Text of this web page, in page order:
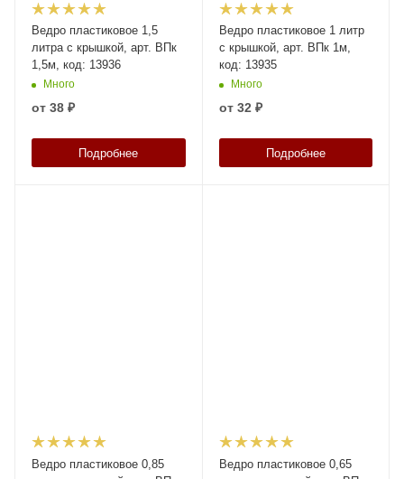
Ведро пластиковое 1,5
литра с крышкой, арт. ВПк
1,5м, код: 13936
Много
от 38 ₽
Подробнее
Ведро пластиковое 1 литр
с крышкой, арт. ВПк 1м,
код: 13935
Много
от 32 ₽
Подробнее
Ведро пластиковое 0,85
Ведро пластиковое 0,65